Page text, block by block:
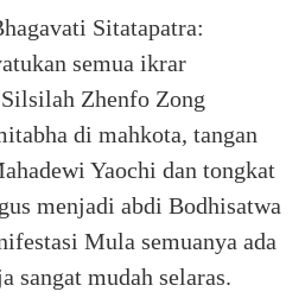
Sitatapatra:
semua ikrar
Zhenfo Zong
di mahkota, tangan
Yaochi dan tongkat
menjadi abdi Bodhisatwa
Mula semuanya ada
sangat mudah selaras.